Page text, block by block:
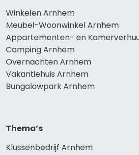
Winkelen Arnhem
Meubel-Woonwinkel Arnhem
Appartementen- en
Camping Arnhem
Overnachten Arnhem
Vakantiehuis Arnhem
Bungalowpark Arnhem
Thema’s
Klussenbedrijf Arnhem